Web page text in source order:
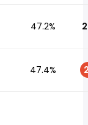
47.2%
47.4%